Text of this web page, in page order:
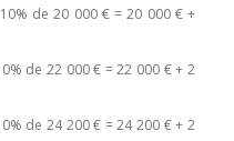
de 20 000 € = 20 000 € +
de 22 000 € = 22 000 € + 2
de 24 200 € = 24 200 € + 2